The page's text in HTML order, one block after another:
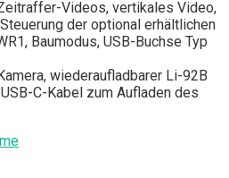
Videos, vertikales Video,
der optional erhältlichen
Baumodus, USB-Buchse Typ
wiederaufladbarer Li-92B
C-Kabel zum Aufladen des